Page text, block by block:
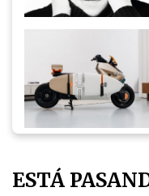
ESTÁ